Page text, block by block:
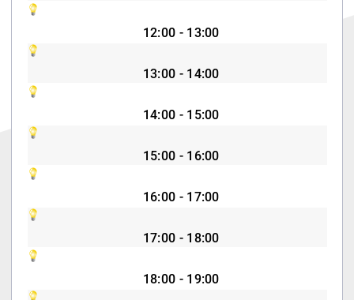
12:00 - 13:00
13:00 - 14:00
14:00 - 15:00
15:00 - 16:00
16:00 - 17:00
17:00 - 18:00
18:00 - 19:00